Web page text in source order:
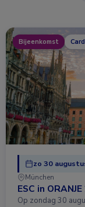
Bijeenkomst
zo 30
München
ESC in
Op zondag 30